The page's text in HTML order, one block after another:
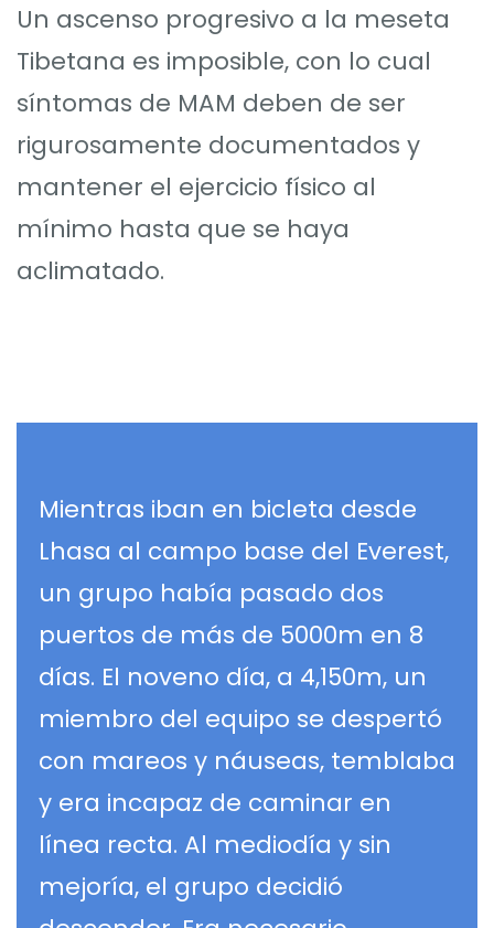
Un ascenso progresivo a la meseta
Tibetana es imposible, con lo cual
síntomas de MAM deben de ser
rigurosamente documentados y
mantener el ejercicio físico al
mínimo hasta que se haya
aclimatado.
Mientras iban en bicleta desde
Lhasa al campo base del Everest,
un grupo había pasado dos
puertos de más de 5000m en 8
días. El noveno día, a 4,150m, un
miembro del equipo se despertó
con mareos y náuseas, temblaba
y era incapaz de caminar en
línea recta. Al mediodía y sin
mejoría, el grupo decidió